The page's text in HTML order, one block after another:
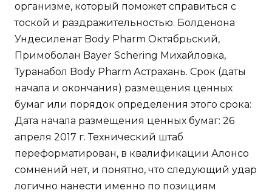
организме, который поможет справиться с
тоской и раздражительностью. Болденона
Ундесиленат Body Pharm Октябрьский,
Примоболан Bayer Schering Михайловка,
Туранабол Body Pharm Астрахань. Срок (даты
начала и окончания) размещения ценных
бумаг или порядок определения этого срока:
Дата начала размещения ценных бумаг: 26
апреля 2017 г. Технический штаб
переформатирован, в квалификации Алонсо
сомнений нет, и понятно, что следующий удар
логично нанести именно по позициям